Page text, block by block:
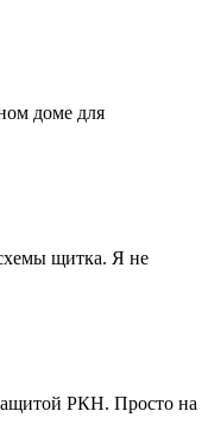
доме для
щитка. Я не
РКН. Просто на